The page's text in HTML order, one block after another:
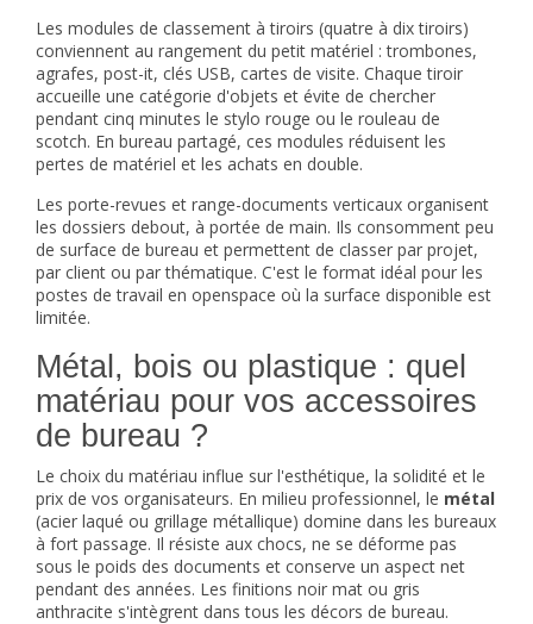
Les modules de classement à tiroirs (quatre à dix tiroirs)
conviennent au rangement du petit matériel : trombones,
agrafes, post-it, clés USB, cartes de visite. Chaque tiroir
accueille une catégorie d'objets et évite de chercher
pendant cinq minutes le stylo rouge ou le rouleau de
scotch. En bureau partagé, ces modules réduisent les
pertes de matériel et les achats en double.
Les porte-revues et range-documents verticaux organisent
les dossiers debout, à portée de main. Ils consomment peu
de surface de bureau et permettent de classer par projet,
par client ou par thématique. C'est le format idéal pour les
postes de travail en openspace où la surface disponible est
limitée.
Métal, bois ou plastique : quel
matériau pour vos accessoires
de bureau ?
Le choix du matériau influe sur l'esthétique, la solidité et le
prix de vos organisateurs. En milieu professionnel, le métal
(acier laqué ou grillage métallique) domine dans les bureaux
à fort passage. Il résiste aux chocs, ne se déforme pas
sous le poids des documents et conserve un aspect net
pendant des années. Les finitions noir mat ou gris
anthracite s'intègrent dans tous les décors de bureau.